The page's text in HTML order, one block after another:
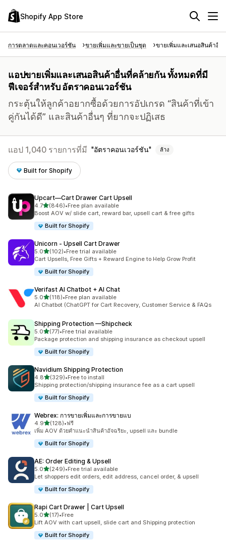
Shopify App Store
การตลาดและคอนเวอร์ชัน ขายเพิ่มและขายเป็นชุด ขายเพิ่มและเสนอสินค้าอื่
แอปขายเพิ่มและเสนอสินค้าอื่นที่คล้ายกัน ทั้งหมดที่มี
ฟีเจอร์สำหรับ อัตราคอนเวอร์ชัน
กระตุ้นให้ลูกค้าอยากซื้อด้วยการอัปเกรด “สินค้าที่เข้า
คู่กันได้ดี” และสินค้าอื่นๆ ที่ยากจะปฏิเสธ
แอป 1,040 รายการที่มี อัตราคอนเวอร์ชัน ล้าง
Built for Shopify
Upcart—Cart Drawer Cart Upsell
4.7เต็ม 5 ดาว
(846)
ทั้งหมด 846 รีวิว
•Free plan available
Boost AOV w/ slide cart, reward bar, upsell cart & free gifts
Built for Shopify
Unicorn ‑ Upsell Cart Drawer
5.0เต็ม 5 ดาว
(102)
ทั้งหมด 102 รีวิว
•Free trial available
Cart Upsells, Free Gifts + Reward Engine to Help Grow Profit
Built for Shopify
Verifast AI Chatbot + AI Chat
5.0เต็ม 5 ดาว
(118)
ทั้งหมด 118 รีวิว
•Free plan available
AI Chatbot (ChatGPT for Cart Recovery, Customer Service & FAQs
Shipping Protection —Shipcheck
5.0เต็ม 5 ดาว
(77)
ทั้งหมด 77 รีวิว
•Free trial available
Package protection and shipping insurance as checkout upsell
Built for Shopify
Navidium Shipping Protection
4.8เต็ม 5 ดาว
(329)
ทั้งหมด 329 รีวิว
•Free to install
Shipping protection/shipping insurance fee as a cart upsell
Built for Shopify
Webrex: การขายเพิ่มและการขายแบ
4.9เต็ม 5 ดาว
(128)
ทั้งหมด 128 รีวิว
•ฟรี
เพิ่ม AOV ด้วยคำแนะนำสินค้าอัจฉริยะ, upsell และ bundle
Built for Shopify
AE: Order Editing & Upsell
5.0เต็ม 5 ดาว
(249)
ทั้งหมด 249 รีวิว
•Free trial available
Let shoppers edit orders, edit address, cancel order, & upsell
Built for Shopify
Rapi Cart Drawer | Cart Upsell
5.0เต็ม 5 ดาว
(17)
ทั้งหมด 17 รีวิว
•Free
Lift AOV with cart upsell, slide cart and Shipping protection
Built for Shopify